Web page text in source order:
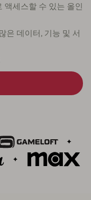
액세스할 수 있는 올인
은 데이터, 기능 및 서